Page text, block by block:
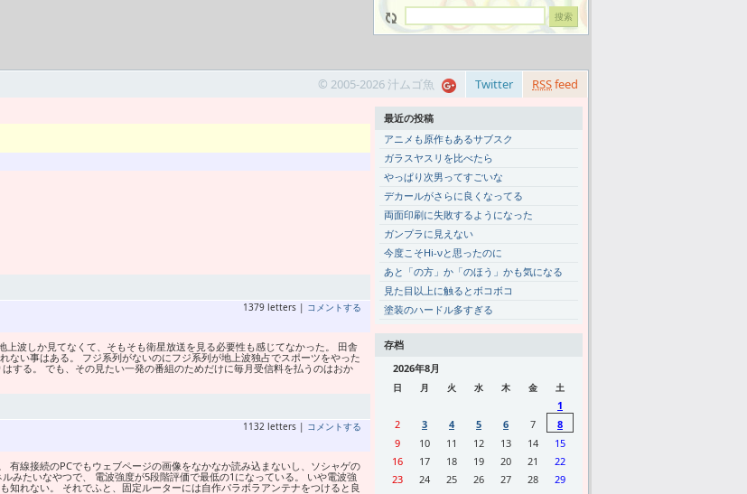
RSSfeed
Twitter
© 2005-2026 汁ムゴ魚
1379 letters | コメントする
波しか見てなくて、そもそも衛星放送を見る必要性も感じてなかった。 田舎
い事はある。 フジ系列がないのにフジ系列が地上波独占でスポーツをやった
する。 でも、その見たい一発の番組のためだけに毎月受信料を払うのはおか
1132 letters | コメントする
有線接続のPCでもウェブページの画像をなかなか読み込まないし、ソシャゲの
みたいなやつで、 電波強度が5段階評価で最低の1になっている。 いや電波強
知れない。 それでふと、固定ルーターには自作パラボラアンテナをつけると良
最近の投稿
アニメも原作もあるサブスク
ガラスヤスリを比べたら
やっぱり次男ってすごいな
デカールがさらに良くなってる
両面印刷に失敗するようになった
ガンプラに見えない
今度こそHi-νと思ったのに
あと「の方」か「のほう」かも気になる
見た目以上に触るとボコボコ
塗装のハードル多すぎる
存档
2026年8月
日 月 火 水 木 金 土
1
2
3 4 5 6 7
8
9
10 11 12 13 14
15
16
17 18 19 20 21
22
23
24 25 26 27 28
29